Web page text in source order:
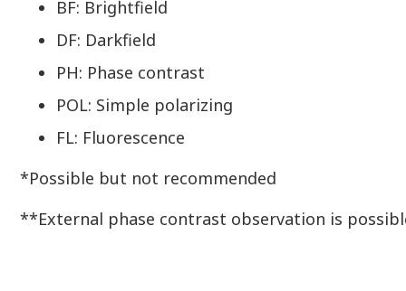
BF: Brightfield
DF: Darkfield
PH: Phase contrast
POL: Simple polarizing
FL: Fluorescence
*Possible but not recommended
**External phase contrast observation is